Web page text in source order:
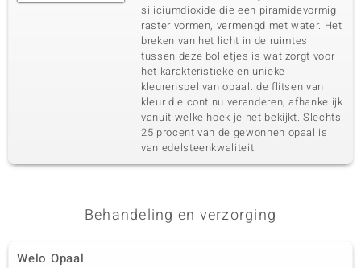
siliciumdioxide die een piramidevormig
raster vormen, vermengd met water. Het
breken van het licht in de ruimtes
tussen deze bolletjes is wat zorgt voor
het karakteristieke en unieke
kleurenspel van opaal: de flitsen van
kleur die continu veranderen, afhankelijk
vanuit welke hoek je het bekijkt. Slechts
25 procent van de gewonnen opaal is
van edelsteenkwaliteit.
Behandeling en verzorging
Welo Opaal